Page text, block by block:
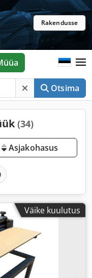
Rakendusse
Otsima
(34)
Asjakohasus
Väike kuulutus